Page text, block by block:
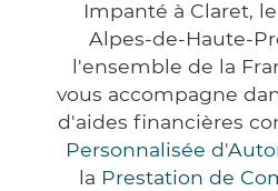
Impanté à Claret,
Alpes-de-Haute-
l'ensemble de la
vous accompagne
d'aides financières
Personnalisée
la Prestation de